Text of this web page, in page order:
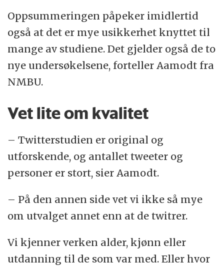
Oppsummeringen påpeker imidlertid
også at det er mye usikkerhet knyttet til
mange av studiene. Det gjelder også de to
nye undersøkelsene, forteller Aamodt fra
NMBU.
Vet lite om kvalitet
– Twitterstudien er original og
utforskende, og antallet tweeter og
personer er stort, sier Aamodt.
– På den annen side vet vi ikke så mye
om utvalget annet enn at de twitrer.
Vi kjenner verken alder, kjønn eller
utdanning til de som var med. Eller hvor